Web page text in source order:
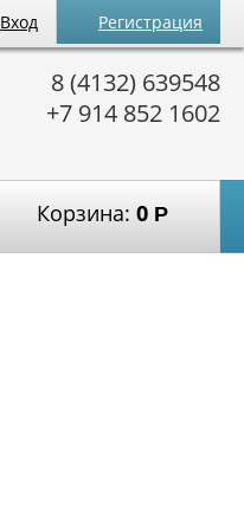
Вход Регистрация
8 (4132) 639548
+7 914 852 1602
Корзина: 0 Р